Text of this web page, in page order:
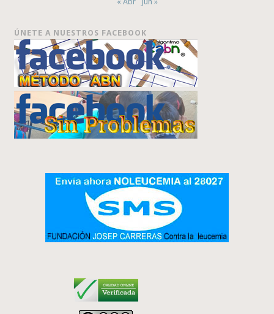
ÚNETE A NUESTROS FACEBOOK